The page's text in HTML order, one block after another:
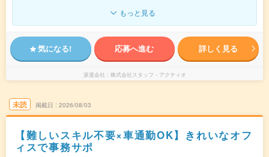
もっと見る
気になる! 応募へ進む 詳しく見る
派遣会社 株式会社スタッフ・アクティオ
未読 掲載日 2026/08/03
【難しいスキル不要×車通勤OK】きれいなオフ
ィスで事務サポ